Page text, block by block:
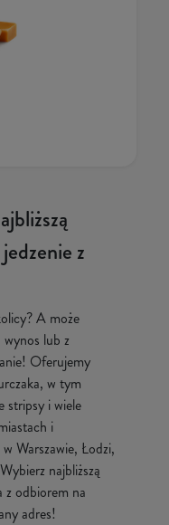
z
A może
wynos lub z
Oferujemy
w tym
stripsy i wiele
i
Warszawie, Łodzi,
najbliższą
z odbiorem na
adres!